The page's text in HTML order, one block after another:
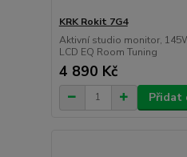
KRK Rokit 7G4
Aktivní studio monitor,
LCD EQ Room Tuning
4 890 Kč
Přidat